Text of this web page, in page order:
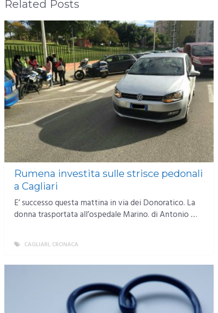
Related Posts
Rumena investita sulle strisce pedonali
a Cagliari
E’ successo questa mattina in via dei Donoratico. La
donna trasportata all’ospedale Marino. di Antonio …
CAGLIARI, CRONACA